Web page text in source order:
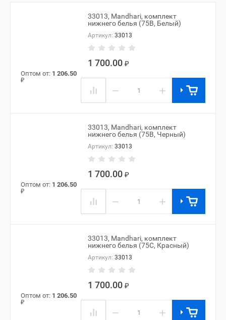
33013, Mandhari, комплект
нижнего белья (75B, Белый)
Артикул: 33013
1 700.00 ₽
Оптом от: 1 206.50
₽
− +
33013, Mandhari, комплект
нижнего белья (75B, Черный)
Артикул: 33013
1 700.00 ₽
Оптом от: 1 206.50
₽
− +
33013, Mandhari, комплект
нижнего белья (75C, Красный)
Артикул: 33013
1 700.00 ₽
Оптом от: 1 206.50
₽
− +